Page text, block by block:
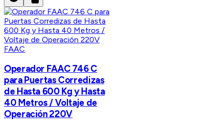
FAAC
Operador FAAC 746 C
para Puertas Corredizas
de Hasta 600 Kg y Hasta
40 Metros / Voltaje de
Operación 220V